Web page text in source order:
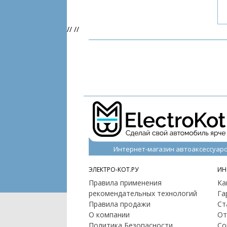
// //
Интернет-магазин
ЭЛЕКТРО-КОТ.РУ
Правила применения
рекомендательных технологий
Правила продажи
О компании